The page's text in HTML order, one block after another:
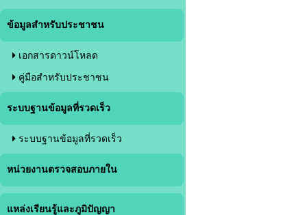
ข้อมูลสำหรับประชาชน
เอกสารดาวน์โหลด
คู่มือสำหรับประชาชน
ระบบฐานข้อมูลที่รวดเร็ว
ระบบฐานข้อมูลที่รวดเร็ว
หน่วยงานตรวจสอบภายใน
แหล่งเรียนรู้และภูมิปัญญา